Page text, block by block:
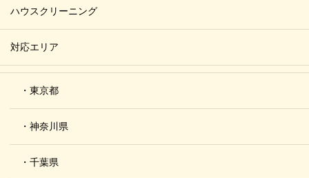
ハウスクリーニング
対応エリア
・東京都
・神奈川県
・千葉県